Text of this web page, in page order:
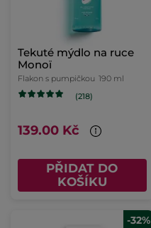
Tekuté mýdlo na ruce
Monoï
Flakon s pumpičkou 190 ml
(218)
139.00 Kč
PŘIDAT DO
KOŠÍKU
-32%